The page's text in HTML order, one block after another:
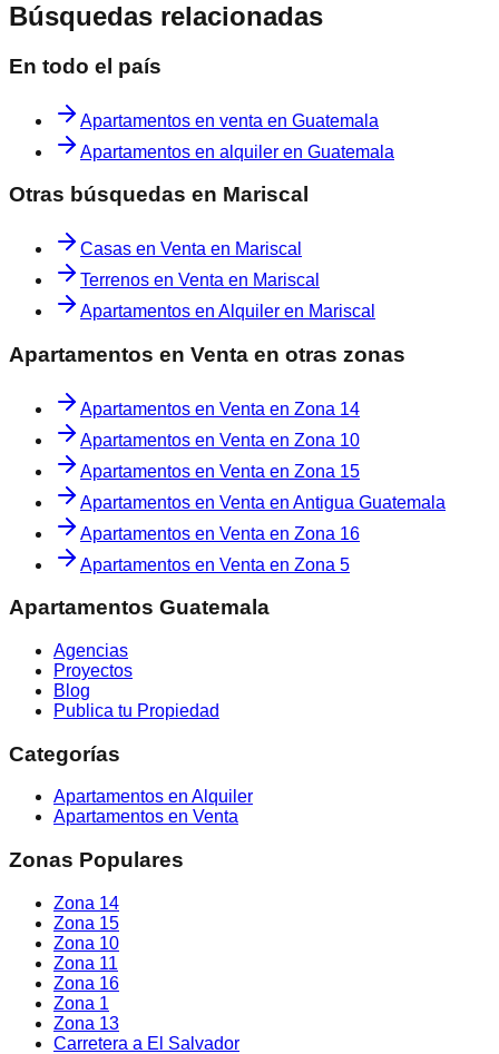
Búsquedas relacionadas
En todo el país
Apartamentos en venta en Guatemala
Apartamentos en alquiler en Guatemala
Otras búsquedas en Mariscal
Casas en Venta en Mariscal
Terrenos en Venta en Mariscal
Apartamentos en Alquiler en Mariscal
Apartamentos en Venta en otras zonas
Apartamentos en Venta en Zona 14
Apartamentos en Venta en Zona 10
Apartamentos en Venta en Zona 15
Apartamentos en Venta en Antigua Guatemala
Apartamentos en Venta en Zona 16
Apartamentos en Venta en Zona 5
Apartamentos Guatemala
Agencias
Proyectos
Blog
Publica tu Propiedad
Categorías
Apartamentos en Alquiler
Apartamentos en Venta
Zonas Populares
Zona 14
Zona 15
Zona 10
Zona 11
Zona 16
Zona 1
Zona 13
Carretera a El Salvador